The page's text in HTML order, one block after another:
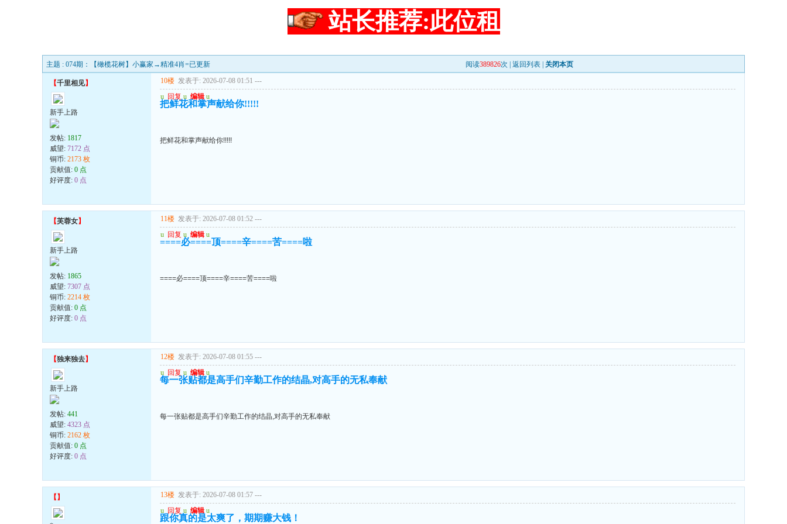
站长推荐:此位租
主题 : 074期：【橄榄花树】小赢家→精准4肖=已更新 阅读389826次 | 返回列表 关闭本页
【千里相见】
新手上路
发帖: 1817
威望: 7172 点
铜币: 2173 枚
贡献值: 0 点
好评度: 0 点
10楼 发表于: 2026-07-08 01:51 ---
u 回复 u 编辑 u
把鲜花和掌声献给你!!!!!
把鲜花和掌声献给你!!!!!
【芙蓉女】
新手上路
发帖: 1865
威望: 7307 点
铜币: 2214 枚
贡献值: 0 点
好评度: 0 点
11楼 发表于: 2026-07-08 01:52 ---
u 回复 u 编辑 u
====必====顶====辛====苦====啦
====必====顶====辛====苦====啦
【独来独去】
新手上路
发帖: 441
威望: 4323 点
铜币: 2162 枚
贡献值: 0 点
好评度: 0 点
12楼 发表于: 2026-07-08 01:55 ---
u 回复 u 编辑 u
每一张贴都是高手们辛勤工作的结晶,对高手的无私奉献
每一张贴都是高手们辛勤工作的结晶,对高手的无私奉献
【 】 13楼 发表于: 2026-07-08 01:57 ---
u 回复 u 编辑 u
跟你真的是太爽了，期期赚大钱！